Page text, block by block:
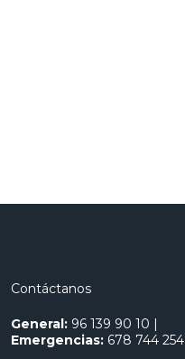
Contáctanos
General: 96 139 90 10 |
Emergencias: 678 744 254